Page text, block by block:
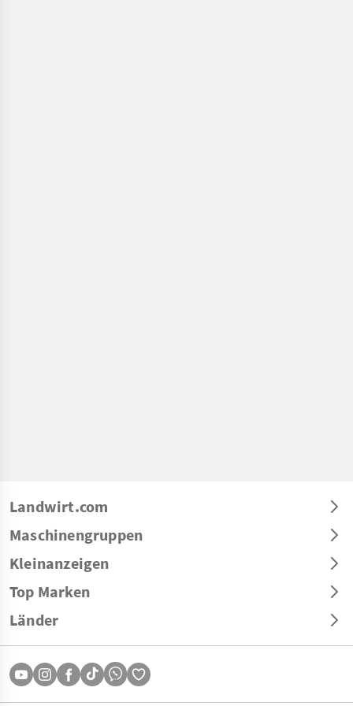
Landwirt.com
Maschinengruppen
Kleinanzeigen
Top Marken
Länder